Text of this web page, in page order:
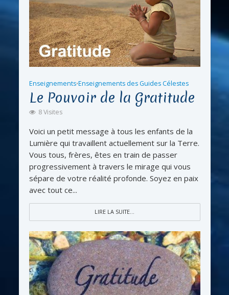
Enseignements•Enseignements des Guides Célestes
Le Pouvoir de la Gratitude
8 Visites
Voici un petit message à tous les enfants de la
Lumière qui travaillent actuellement sur la Terre.
Vous tous, frères, êtes en train de passer
progressivement à travers le mirage qui vous
sépare de votre réalité profonde. Soyez en paix
avec tout ce...
LIRE LA SUITE...